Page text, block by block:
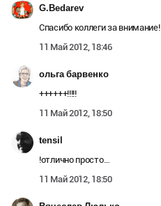
G.Bedarev
Спасибо коллеги за внимание!
11 Май 2012, 18:46
ольга барвенко
++++++!!!!!
11 Май 2012, 18:50
tensil
!отлично просто…
11 Май 2012, 18:50